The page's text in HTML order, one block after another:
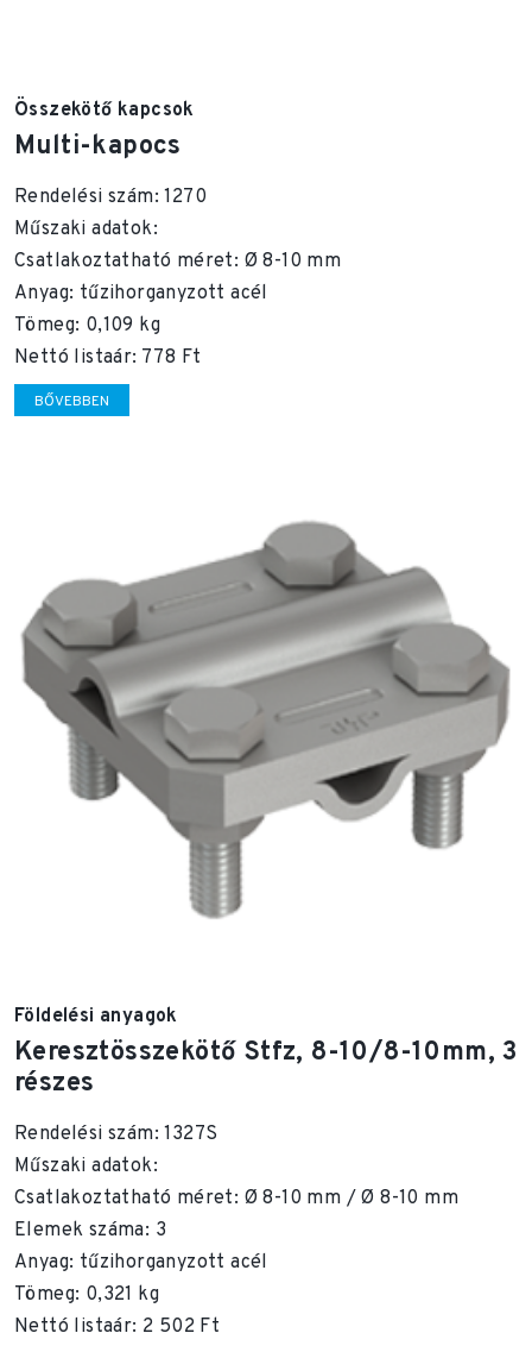
Összekötő kapcsok
Multi-kapocs
Rendelési szám: 1270
Műszaki adatok:
Csatlakoztatható méret: Ø 8-10 mm
Anyag: tűzihorganyzott acél
Tömeg: 0,109 kg
Nettó listaár: 778 Ft
BŐVEBBEN
Földelési anyagok
Keresztösszekötő Stfz, 8-10/8-10mm, 3
részes
Rendelési szám: 1327S
Műszaki adatok:
Csatlakoztatható méret: Ø 8-10 mm / Ø 8-10 mm
Elemek száma: 3
Anyag: tűzihorganyzott acél
Tömeg: 0,321 kg
Nettó listaár: 2 502 Ft